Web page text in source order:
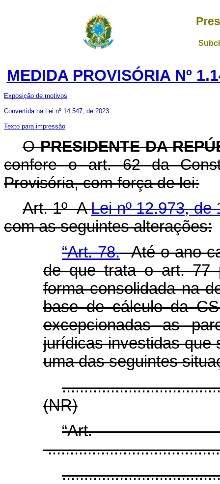
MEDIDA PROVISÓRIA Nº
Exposição de motivos
Convertida na Lei nº 14.547, de 2023
Texto para impressão
OPRESIDENTE DA
confere o art. 62da
Provisória, com força de lei:
Art. 1º ALei nº 12.973, de
com as seguintes alterações:
“Art. 78.Até o ano-
de que trata o art. 77
forma consolidada na
base de cálculo da
excepcionadas as
jurídicas investidas que
uma das seguintes
(NR)